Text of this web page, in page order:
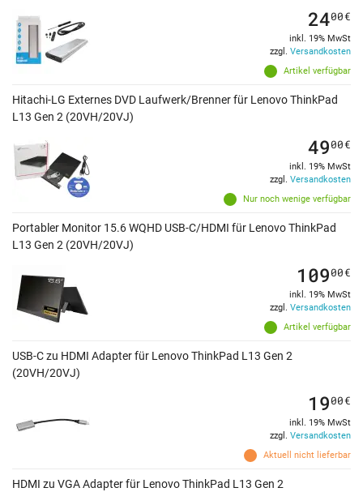
Artikel verfügbar
2400€
inkl. 19% MwSt
zzgl. Versandkosten
Hitachi-LG Externes DVD Laufwerk/Brenner für Lenovo ThinkPad
L13 Gen 2 (20VH/20VJ)
Nur noch wenige verfügbar
4900€
inkl. 19% MwSt
zzgl. Versandkosten
Portabler Monitor 15.6 WQHD USB-C/HDMI für Lenovo ThinkPad
L13 Gen 2 (20VH/20VJ)
Artikel verfügbar
10900€
inkl. 19% MwSt
zzgl. Versandkosten
USB-C zu HDMI Adapter für Lenovo ThinkPad L13 Gen 2
(20VH/20VJ)
Aktuell nicht lieferbar
1900€
inkl. 19% MwSt
zzgl. Versandkosten
HDMI zu VGA Adapter für Lenovo ThinkPad L13 Gen 2